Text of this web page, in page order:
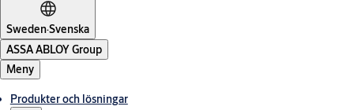
Sweden·Svenska
ASSA ABLOY Group
Meny
Produkter och lösningar